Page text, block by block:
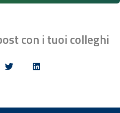
con i tuoi colleghi